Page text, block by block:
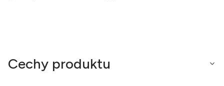
Cechy produktu